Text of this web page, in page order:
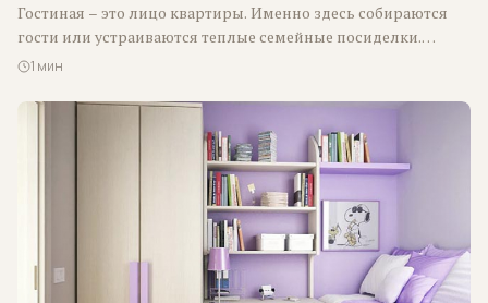
Гостиная – это лицо квартиры. Именно здесь собираются
гости или устраиваются теплые семейные посиделки.
Поэтому внешний вид гостиной играет одну…
1 мин